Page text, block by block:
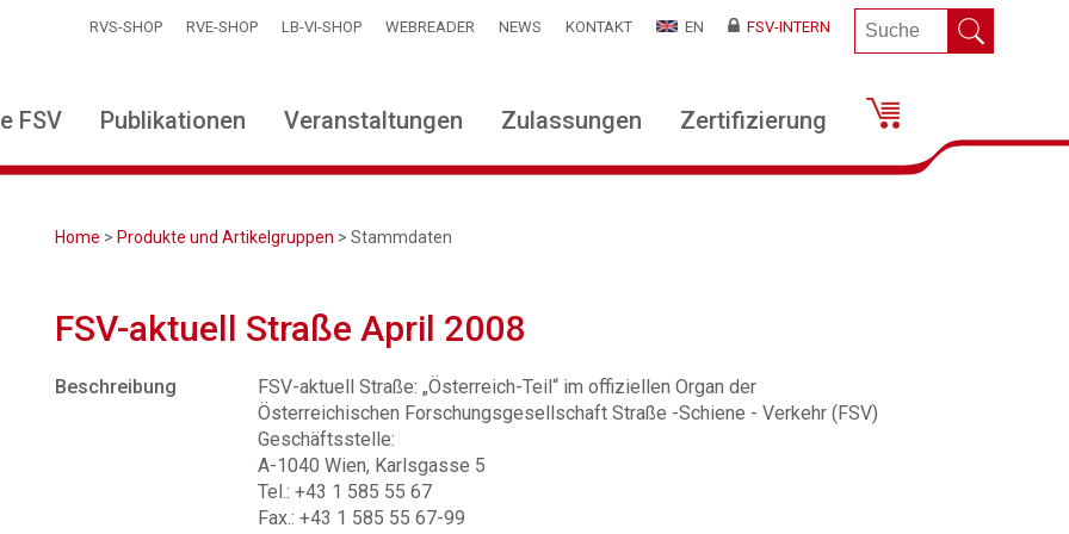
RVS-SHOP RVE-SHOP LB-VI-SHOP WEBREADER NEWS KONTAKT EN FSV-INTERN
FSV Publikationen Veranstaltungen Zulassungen Zertifizierung
Home > Produkte und Artikelgruppen > Stammdaten
FSV-aktuell Straße April 2008
Beschreibung
FSV-aktuell Straße: „Österreich-Teil“ im offiziellen Organ der
Österreichischen Forschungsgesellschaft Straße -Schiene - Verkehr (FSV)
Geschäftsstelle:
A-1040 Wien, Karlsgasse 5
Tel.: +43 1 585 55 67
Fax.: +43 1 585 55 67-99